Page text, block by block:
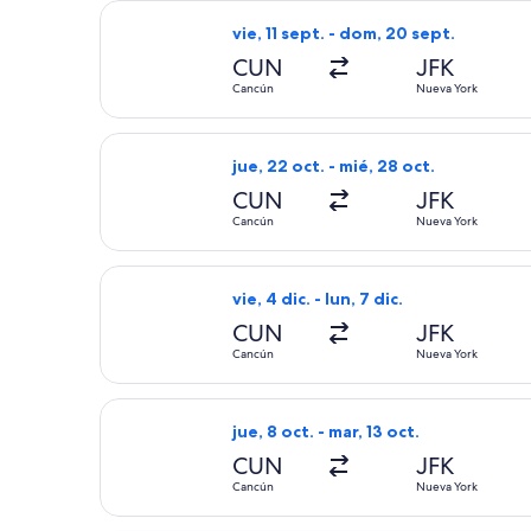
vie, 11 sept. - dom, 20 sept.
CUN
Cancún
JFK
Nueva York
Seleccionar vuelo de JetBlue
jue, 22 oct. - mié, 28 oct.
CUN
Cancún
JFK
Nueva York
Seleccionar vuelo de Delta, con
vie, 4 dic. - lun, 7 dic.
CUN
Cancún
JFK
Nueva York
Seleccionar vuelo de Aeromexico,
jue, 8 oct. - mar, 13 oct.
CUN
Cancún
JFK
Nueva York
Seleccionar vuelo de Viva, con